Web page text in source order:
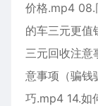
价格.mp4 08.
的车三元更值
三元回收注意
意事项（骗钱
巧.mp4 14.如